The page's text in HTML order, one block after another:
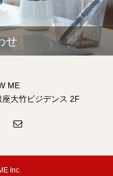
せ
ME
大竹ビジデンス 2F
Inc.